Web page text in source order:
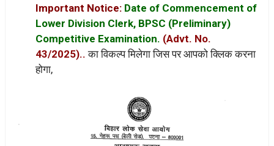
Important Notice: Date of Commencement of
Lower Division Clerk, BPSC (Preliminary)
Competitive Examination. (Advt. No.
43/2025)..का विकल्प मिलेगा जिस पर आपको क्लिक करना
होगा,